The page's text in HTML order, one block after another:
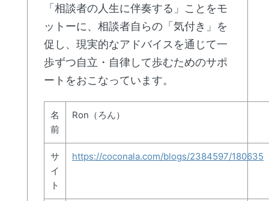
「相談者の人生に伴奏する」ことをモ
ットーに、相談者自らの「気付き」を
促し、現実的なアドバイスを通じて一
歩ずつ自立・自律して歩むためのサポ
ートをおこなっています。
名
前
Ron（ろん）
サ
イ
ト
https://coconala.com/blogs/2384597/180635